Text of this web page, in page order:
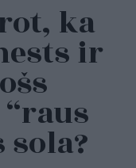
ka
ir
sola?